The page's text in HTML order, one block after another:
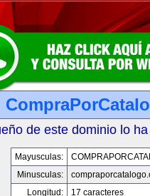
de este dominio lo
Mayusculas:
Minusculas:
Longitud:
17 caracteres